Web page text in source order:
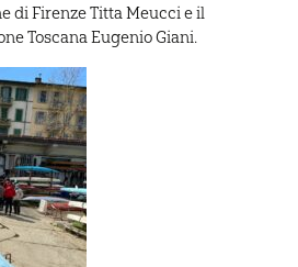
di Firenze Titta Meucci e il
Toscana Eugenio Giani.